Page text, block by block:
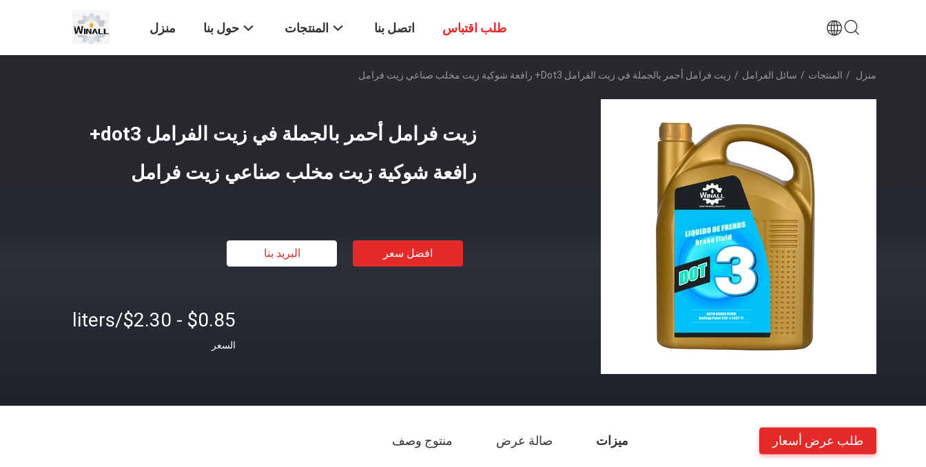
منزل حول بنا المنتجات اتصل بنا طلب اقتباس
منزل / المنتجات / سائل الفرامل / زيت فرامل أحمر بالجملة في زيت الفرامل Dot3+ رافعة شوكية زيت مخلب صناعي زيت فرامل
زيت فرامل أحمر بالجملة في زيت الفرامل dot3+
رافعة شوكية زيت مخلب صناعي زيت فرامل
افضل سعر البريد بنا
$0.85 - $2.30/liters
السعر
ميزات صالة عرض منتوج وصف طلب عرض أسعار